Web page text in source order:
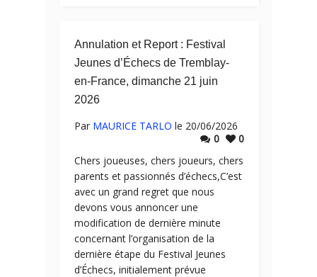
Annulation et Report : Festival
Jeunes d’Échecs de Tremblay-
en-France, dimanche 21 juin
2026
Par MAURICE TARLO le 20/06/2026
0
0
Chers joueuses, chers joueurs, chers
parents et passionnés d’échecs,C’est
avec un grand regret que nous
devons vous annoncer une
modification de dernière minute
concernant l’organisation de la
dernière étape du Festival Jeunes
d’Échecs, initialement prévue